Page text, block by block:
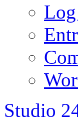
Studio